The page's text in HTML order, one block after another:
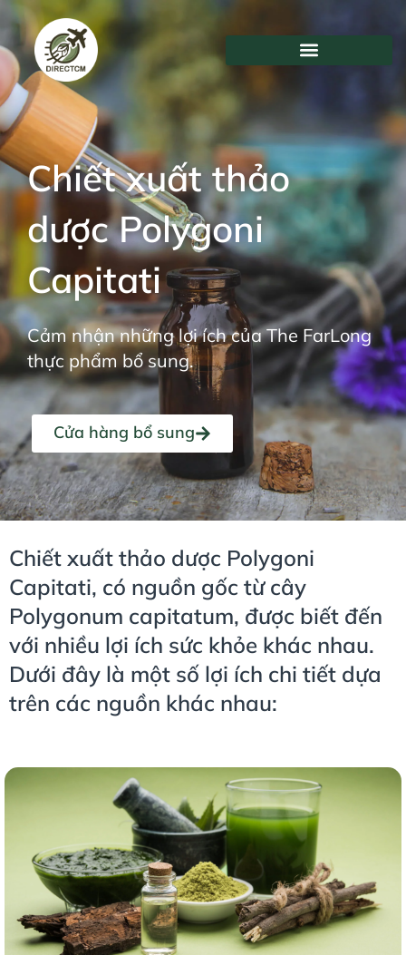
Chuyển
nội
dung
Chiết xuất thảo
dược Polygoni
Capitati
Cảm nhận những lợi ích của The FarLong
thực phẩm bổ sung.
Cửa hàng bổ sung
Chiết xuất thảo dược Polygoni
Capitati, có nguồn gốc từ cây
Polygonum capitatum, được biết đến
với nhiều lợi ích sức khỏe khác nhau.
Dưới đây là một số lợi ích chi tiết dựa
trên các nguồn khác nhau: